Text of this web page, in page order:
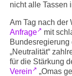
nicht alle Tassen
Am Tag nach der
Anfrage
mit
„Neutralität“
für die Stärkung
Verein
„Omas